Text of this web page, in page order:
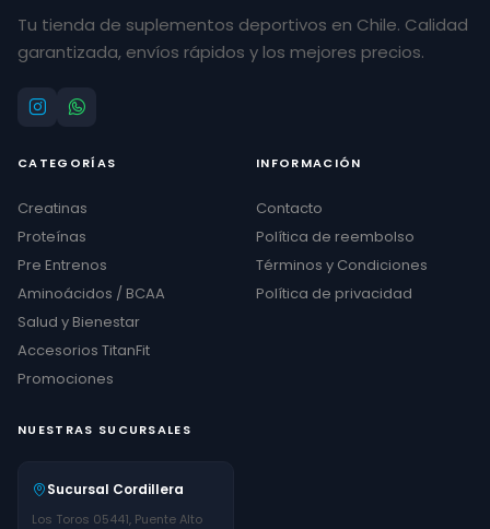
Tu tienda de suplementos deportivos en Chile. Calidad
garantizada, envíos rápidos y los mejores precios.
CATEGORÍAS
Creatinas
Proteínas
Pre Entrenos
Aminoácidos / BCAA
Salud y Bienestar
Accesorios TitanFit
Promociones
INFORMACIÓN
Contacto
Política de reembolso
Términos y Condiciones
Política de privacidad
NUESTRAS SUCURSALES
Sucursal Cordillera
Los Toros 05441, Puente Alto